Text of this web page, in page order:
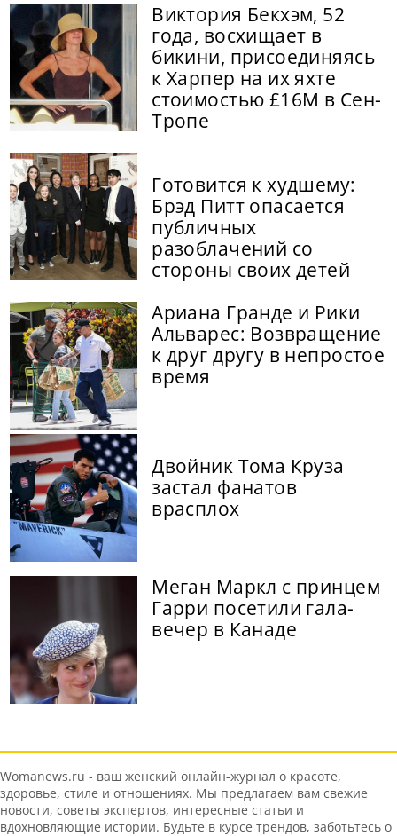
Виктория Бекхэм, 52
года, восхищает в
бикини, присоединяясь
к Харпер на их яхте
стоимостью £16M в Сен-
Тропе
Готовится к худшему:
Брэд Питт опасается
публичных
разоблачений со
стороны своих детей
Ариана Гранде и Рики
Альварес: Возвращение
к друг другу в непростое
время
Двойник Тома Круза
застал фанатов
врасплох
Меган Маркл с принцем
Гарри посетили гала-
вечер в Канаде
Womanews.ru - ваш женский онлайн-журнал о красоте,
здоровье, стиле и отношениях. Мы предлагаем вам свежие
новости, советы экспертов, интересные статьи и
вдохновляющие истории. Будьте в курсе трендов, заботьтесь о